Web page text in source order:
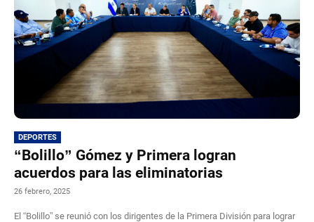
DEPORTES
“Bolillo” Gómez y Primera logran
acuerdos para las eliminatorias
26 febrero, 2025
El “Bolillo” se reunió con los dirigentes de la Primera División para lograr